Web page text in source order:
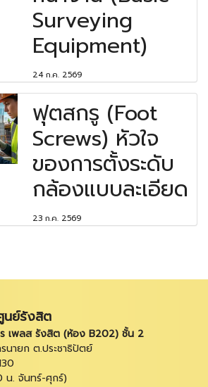
Surveying
Equipment)
24 ก.ค. 2569
ฟุตสกรู (Foot
Screws) หัวใจ
ของการตั้งระดับ
กล้องแบบละเอียด
23 ก.ค. 2569
นย์รังสิต
เพลส รังสิต (ห้อง B202) ชั้น 2
ายก ต.ประชาธิปัตย์
น. จันทร์-ศุกร์)